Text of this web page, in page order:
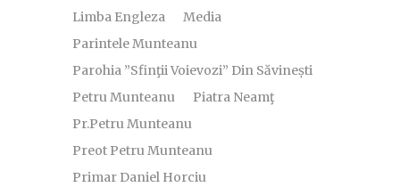
Limba Engleza
Media
Parintele Munteanu
Parohia ”Sfinţii Voievozi” Din Săvinești
Petru Munteanu
Piatra Neamţ
Pr.Petru Munteanu
Preot Petru Munteanu
Primar Daniel Horciu